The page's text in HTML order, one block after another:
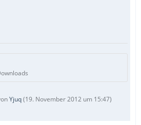
Yjuq(19. November 2012 um 15:47)